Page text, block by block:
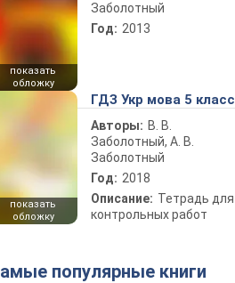
показать
обложку
Заболотный
Год: 2013
показать
обложку
ГДЗ Укр мова 5 класс
Авторы: В. В.
Заболотный, А. В.
Заболотный
Год: 2018
Описание: Тетрадь для
контрольных работ
Самые популярные книги